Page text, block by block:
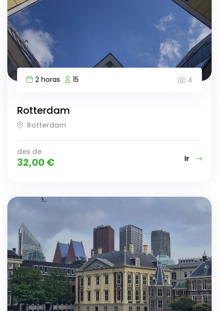
2 horas 15 4
Rotterdam
Rotterdam
des de
32,00€ Ir